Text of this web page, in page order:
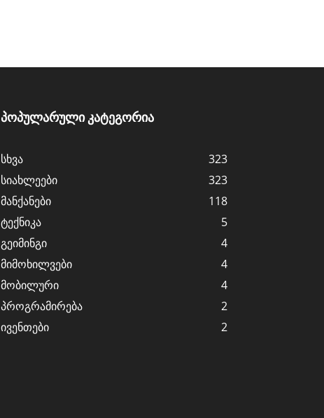
პოპულარული კატეგორია
სხვა
323
სიახლეები
323
მანქანები
118
ტექნიკა
5
გეიმინგი
4
მიმოხილვები
4
მობილური
4
პროგრამირება
2
ივენთები
2